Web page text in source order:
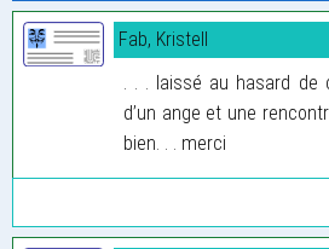
Fab, Kristell
. . . laissé au hasard
d’un ange et une
bien. . . merci